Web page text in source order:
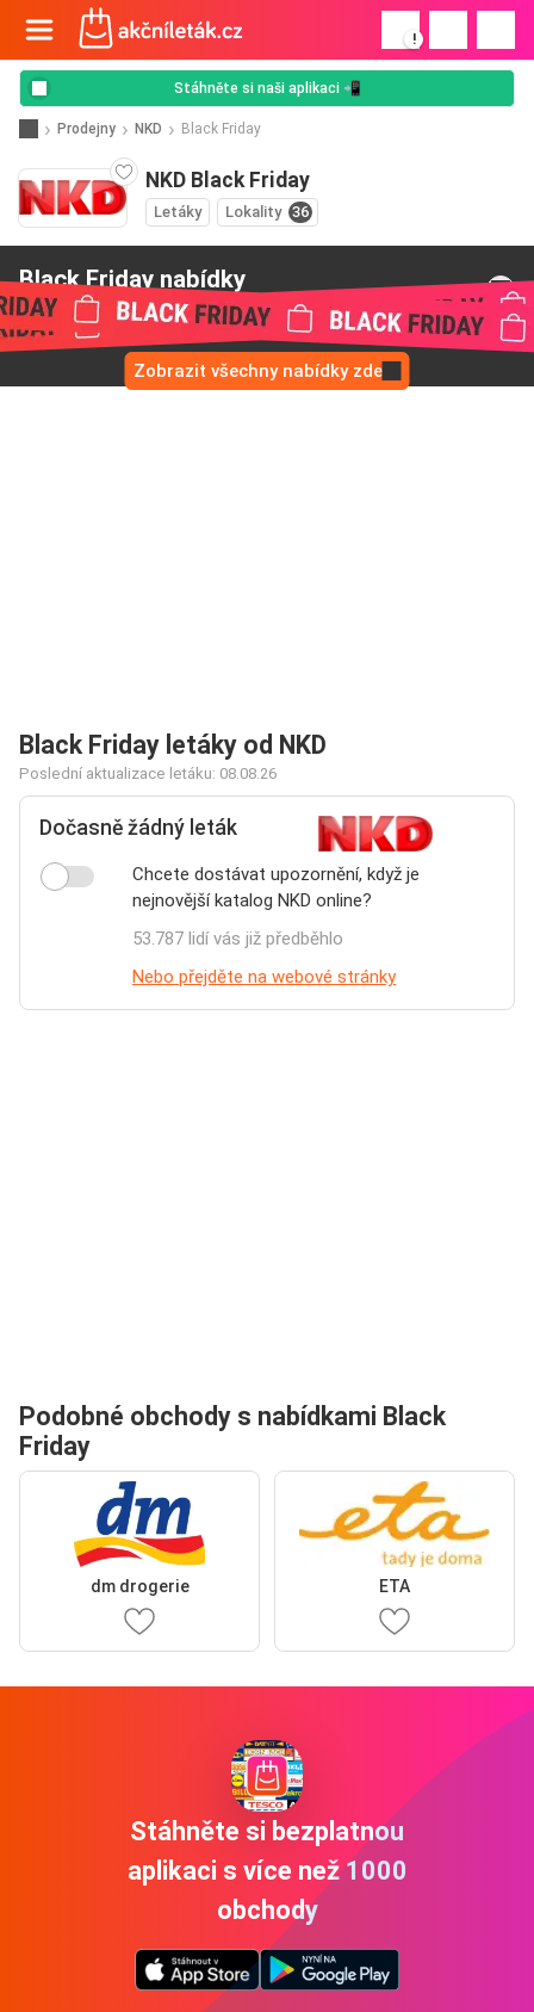
!
Stáhněte si naši aplikaci 📲
Prodejny NKD Black Friday
NKD Black Friday
Letáky Lokality 36
Black Friday nabídky
od NKD
Zobrazit všechny nabídky zde
Black Friday letáky od NKD
Poslední aktualizace letáku: 08.08.26
Dočasně žádný leták
Chcete dostávat upozornění, když je
nejnovější katalog NKD online?
53.787 lidí vás již předběhlo
Nebo přejděte na webové stránky
Podobné obchody s nabídkami Black
Friday
dm drogerie ETA
Stáhněte si bezplatnou
aplikaci s více než 1000
obchody